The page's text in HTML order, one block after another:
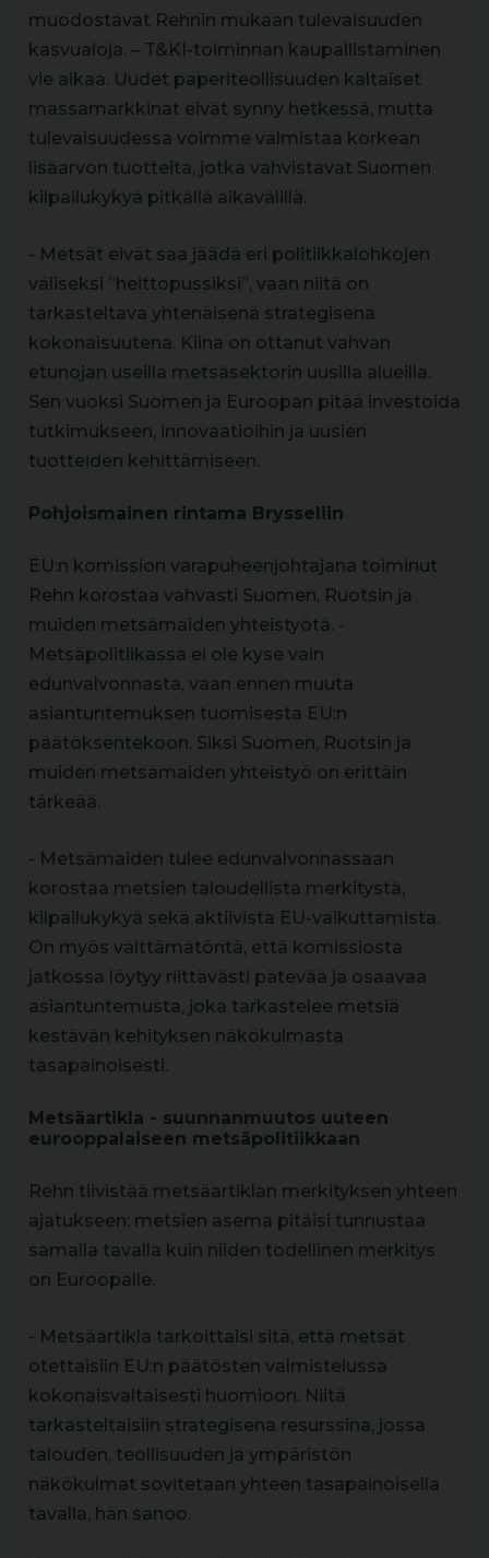
muodostavat Rehnin mukaan tulevaisuuden
kasvualoja. – T&KI-toiminnan kaupallistaminen
vie aikaa. Uudet paperiteollisuuden kaltaiset
massamarkkinat eivät synny hetkessä, mutta
tulevaisuudessa voimme valmistaa korkean
lisäarvon tuotteita, jotka vahvistavat Suomen
kilpailukykyä pitkällä aikavälillä.
- Metsät eivät saa jäädä eri politiikkalohkojen
väliseksi ”heittopussiksi”, vaan niitä on
tarkasteltava yhtenäisenä strategisena
kokonaisuutena. Kiina on ottanut vahvan
etunojan useilla metsäsektorin uusilla alueilla.
Sen vuoksi Suomen ja Euroopan pitää investoida
tutkimukseen, innovaatioihin ja uusien
tuotteiden kehittämiseen.
Pohjoismainen rintama Brysseliin
EU:n komission varapuheenjohtajana toiminut
Rehn korostaa vahvasti Suomen, Ruotsin ja
muiden metsämaiden yhteistyötä. -
Metsäpolitiikassa ei ole kyse vain
edunvalvonnasta, vaan ennen muuta
asiantuntemuksen tuomisesta EU:n
päätöksentekoon. Siksi Suomen, Ruotsin ja
muiden metsämaiden yhteistyö on erittäin
tärkeää.
- Metsämaiden tulee edunvalvonnassaan
korostaa metsien taloudellista merkitystä,
kilpailukykyä sekä aktiivista EU-vaikuttamista.
On myös välttämätöntä, että komissiosta
jatkossa löytyy riittävästi pätevää ja osaavaa
asiantuntemusta, joka tarkastelee metsiä
kestävän kehityksen näkökulmasta
tasapainoisesti.
Metsäartikla - suunnanmuutos uuteen
eurooppalaiseen metsäpolitiikkaan
Rehn tiivistää metsäartiklan merkityksen yhteen
ajatukseen: metsien asema pitäisi tunnustaa
samalla tavalla kuin niiden todellinen merkitys
on Euroopalle.
- Metsäartikla tarkoittaisi sitä, että metsät
otettaisiin EU:n päätösten valmistelussa
kokonaisvaltaisesti huomioon. Niitä
tarkasteltaisiin strategisena resurssina, jossa
talouden, teollisuuden ja ympäristön
näkökulmat sovitetaan yhteen tasapainoisella
tavalla, hän sanoo.